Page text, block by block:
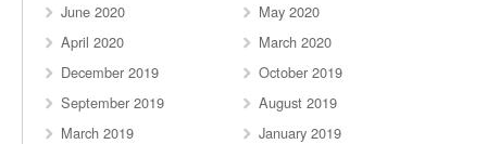
June 2020
May 2020
April 2020
March 2020
December 2019
October 2019
September 2019
August 2019
March 2019
January 2019